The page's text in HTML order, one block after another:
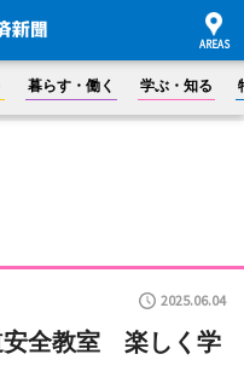
暮らす・働く 学ぶ・知る
2025.06.04
安全教室 楽しく学